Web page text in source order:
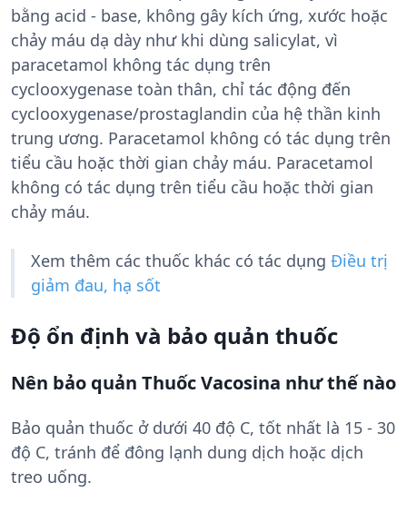
bằng acid - base, không gây kích ứng, xước hoặc
chảy máu dạ dày như khi dùng salicylat, vì
paracetamol không tác dụng trên
cyclooxygenase toàn thân, chỉ tác động đến
cyclooxygenase/prostaglandin của hệ thần kinh
trung ương. Paracetamol không có tác dụng trên
tiểu cầu hoặc thời gian chảy máu. Paracetamol
không có tác dụng trên tiểu cầu hoặc thời gian
chảy máu.
Xem thêm các thuốc khác có tác dụng Điều trị
giảm đau, hạ sốt
Độ ổn định và bảo quản thuốc
Nên bảo quản Thuốc Vacosina như thế nào
Bảo quản thuốc ở dưới 40 độ C, tốt nhất là 15 - 30
độ C, tránh để đông lạnh dung dịch hoặc dịch
treo uống.